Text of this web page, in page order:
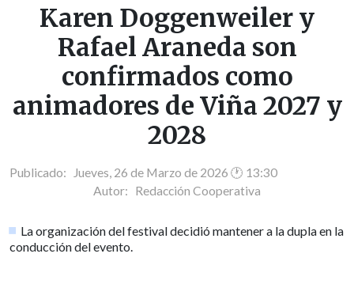
Karen Doggenweiler y
Rafael Araneda son
confirmados como
animadores de Viña 2027 y
2028
Publicado: Jueves, 26 de Marzo de 2026 🕐 13:30
Autor: Redacción Cooperativa
La organización del festival decidió mantener a la dupla en la
conducción del evento.